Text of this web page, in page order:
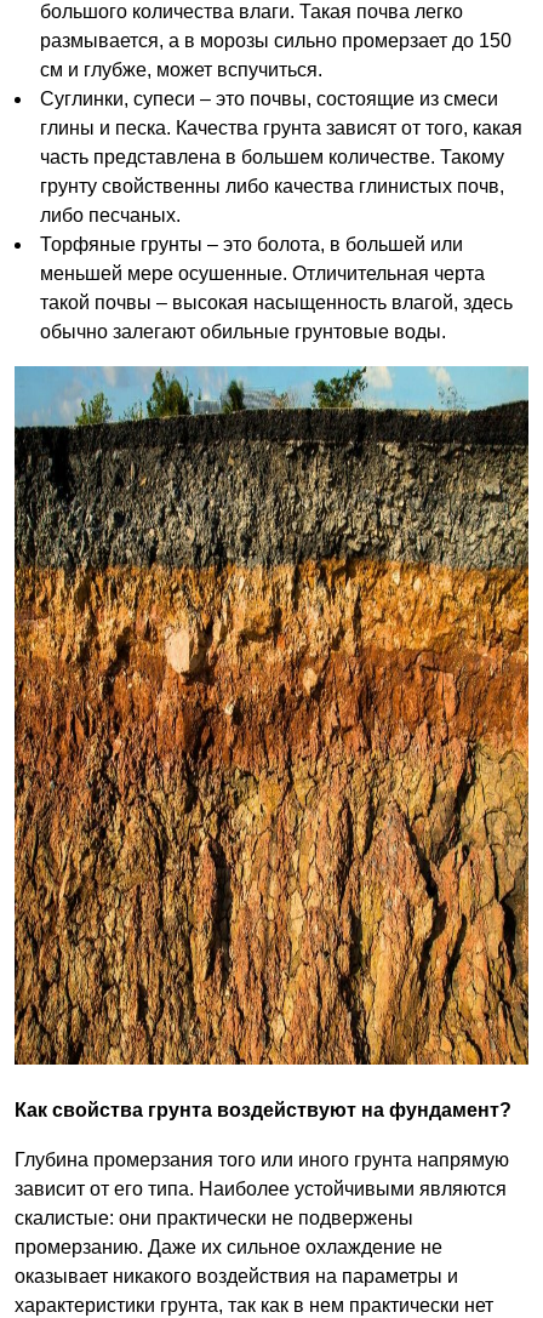
большого количества влаги. Такая почва легко
размывается, а в морозы сильно промерзает до 150
см и глубже, может вспучиться.
Суглинки, супеси – это почвы, состоящие из смеси
глины и песка. Качества грунта зависят от того, какая
часть представлена в большем количестве. Такому
грунту свойственны либо качества глинистых почв,
либо песчаных.
Торфяные грунты – это болота, в большей или
меньшей мере осушенные. Отличительная черта
такой почвы – высокая насыщенность влагой, здесь
обычно залегают обильные грунтовые воды.
Как свойства грунта воздействуют на фундамент?
Глубина промерзания того или иного грунта напрямую
зависит от его типа. Наиболее устойчивыми являются
скалистые: они практически не подвержены
промерзанию. Даже их сильное охлаждение не
оказывает никакого воздействия на параметры и
характеристики грунта, так как в нем практически нет